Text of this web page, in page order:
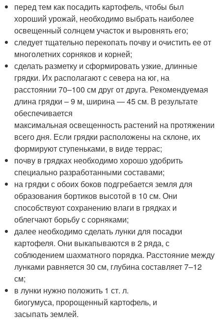
перед тем как посадить картофель, чтобы был
хороший урожай, необходимо выбрать наиболее
освещенный солнцем участок и выровнять его;
следует тщательно перекопать почву и очистить ее от
многолетних сорняков и корней;
сделать разметку и сформировать узкие, длинные
грядки. Их располагают с севера на юг, на
расстоянии 70–100 см друг от друга. Рекомендуемая
длина грядки – 9 м, ширина — 45 см. В результате
обеспечивается
максимальная освещенность растений на протяжении
всего дня. Если грядки расположены на склоне, их
формируют ступеньками, в виде террас;
почву в грядках необходимо хорошо удобрить
специально разработанными составами;
на грядки с обоих боков подгребается земля для
образования бортиков высотой в 10 см. Они
способствуют сохранению влаги в грядках и
облегчают борьбу с сорняками;
далее необходимо сделать лунки для посадки
картофеля. Они выкапываются в 2 ряда, с
соблюдением шахматного порядка. Расстояние между
лунками равняется 30 см, глубина составляет 7–12
см;
в лунки нужно положить 1 ст. л.
биогумуса, пророщенный картофель, и
засыпать землей.